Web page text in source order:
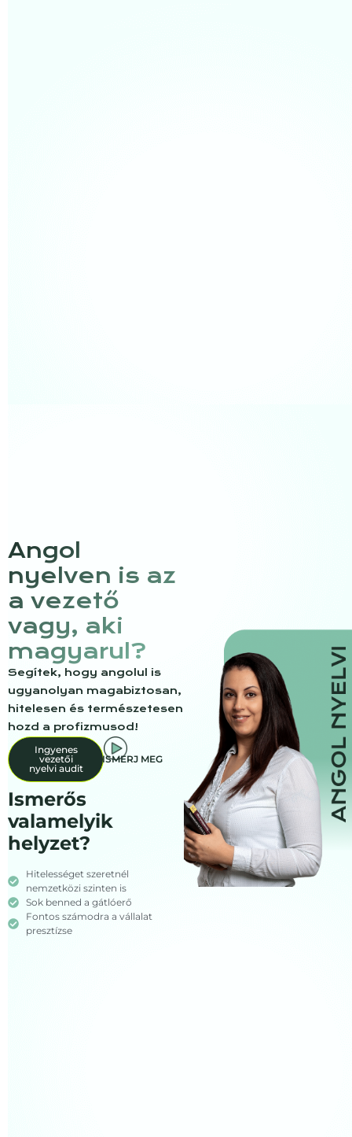
Angol
nyelven is az
a vezető
vagy, aki
magyarul?
Segítek, hogy angolul is
ugyanolyan magabiztosan,
hitelesen és természetesen
hozd a profizmusod!
Ingyenes
vezetői
nyelvi audit
ISMERJ MEG
Ismerős
valamelyik
helyzet?
Hitelességet szeretnél
nemzetközi szinten is
Sok benned a gátlóerő
Fontos számodra a vállalat
presztízse